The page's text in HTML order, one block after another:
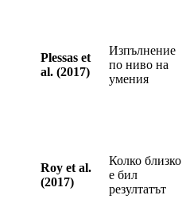
Plessas et
al. (2017)
Изпълнение
по ниво на
умения
Roy et al.
(2017)
Колко близко
е бил
резултатът